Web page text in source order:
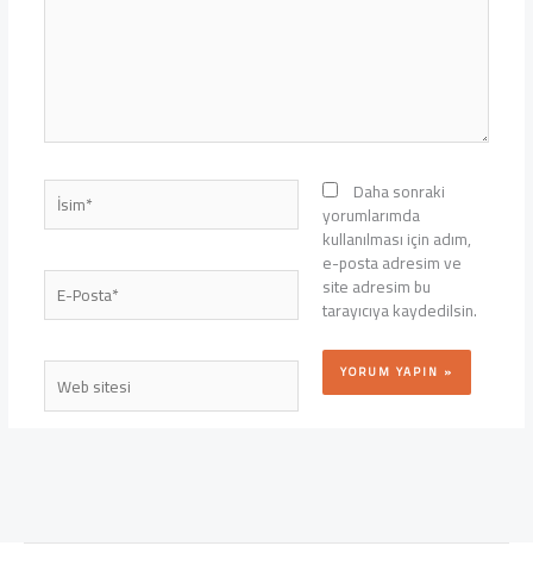
İsim*
E-
Posta*
Web
sitesi
Daha sonraki
yorumlarımda
kullanılması için adım,
e-posta adresim ve
site adresim bu
tarayıcıya kaydedilsin.